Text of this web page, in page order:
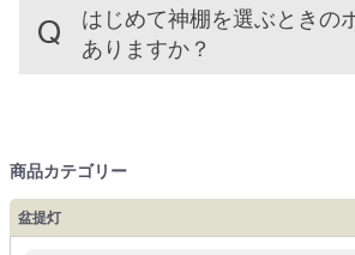
はじめて神棚を選ぶときの
ありますか？
商品カテゴリー
盆提灯